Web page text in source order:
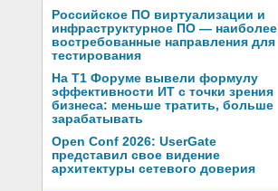
Российское ПО виртуализации и
инфраструктурное ПО — наиболее
востребованные направления для
тестирования
На Т1 Форуме вывели формулу
эффективности ИТ с точки зрения
бизнеса: меньше тратить, больше
зарабатывать
Open Conf 2026: UserGate
представил свое видение
архитектуры сетевого доверия